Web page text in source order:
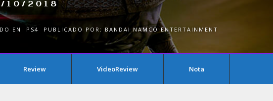
10/2018
EN: PS4 PUBLICADO POR: BANDAI NAMCO ENTERTAINMENT
Review VideoReview Nota